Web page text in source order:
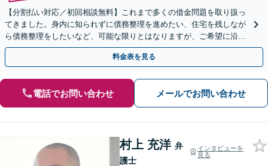
【分割払い対応／初回相談無料】これまで多くの借金問題を取り扱っ
てきました。身内に知られずに債務整理を進めたい、住宅を残しなが
ら債務整理をしたいなど、可能な限りとはなりますが、ご希望に沿え
るようにいたします。
料金表を見る
電話でお問い合わせ メールでお問い合わせ
村上 充洋 弁
護士
インタビューを
見る